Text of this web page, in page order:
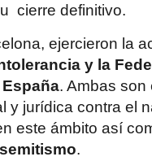
cierre definitivo.
ejercieron la
y la
. Ambas
y jurídica contra el
este ámbito así
.